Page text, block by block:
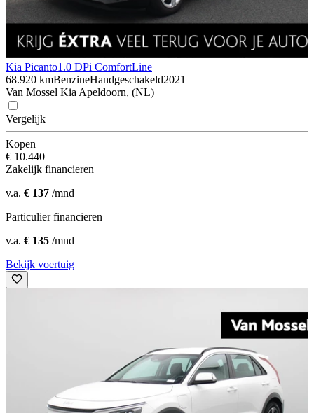
Kia Picanto1.0 DPi ComfortLine
68.920 kmBenzineHandgeschakeld2021
Van Mossel Kia Apeldoorn, (NL)
Vergelijk
Kopen
€ 10.440
Zakelijk financieren
v.a. € 137 /mnd
Particulier financieren
v.a. € 135 /mnd
Bekijk voertuig